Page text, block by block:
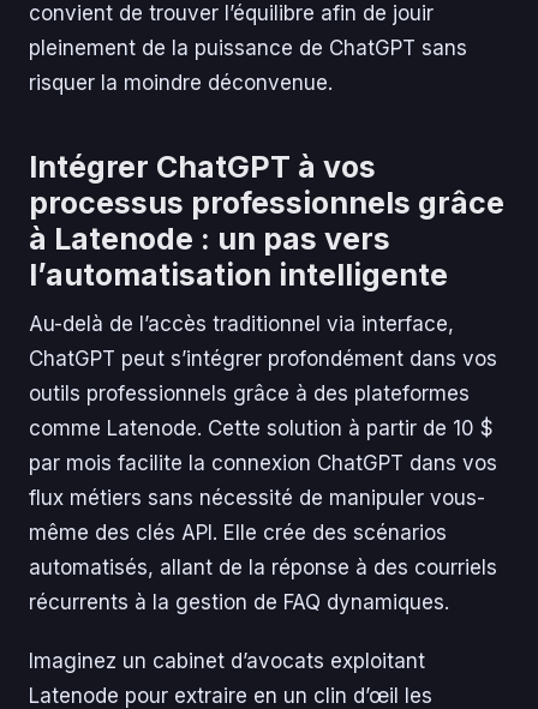
convient de trouver l’équilibre afin de jouir
pleinement de la puissance de ChatGPT sans
risquer la moindre déconvenue.
Intégrer ChatGPT à vos
processus professionnels grâce
à Latenode : un pas vers
l’automatisation intelligente
Au-delà de l’accès traditionnel via interface,
ChatGPT peut s’intégrer profondément dans vos
outils professionnels grâce à des plateformes
comme Latenode. Cette solution à partir de 10 $
par mois facilite la connexion ChatGPT dans vos
flux métiers sans nécessité de manipuler vous-
même des clés API. Elle crée des scénarios
automatisés, allant de la réponse à des courriels
récurrents à la gestion de FAQ dynamiques.
Imaginez un cabinet d’avocats exploitant
Latenode pour extraire en un clin d’œil les